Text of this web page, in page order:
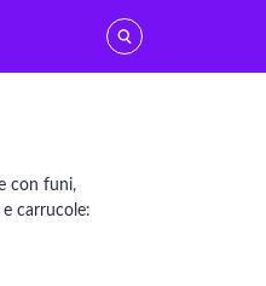
con funi,
carrucole: